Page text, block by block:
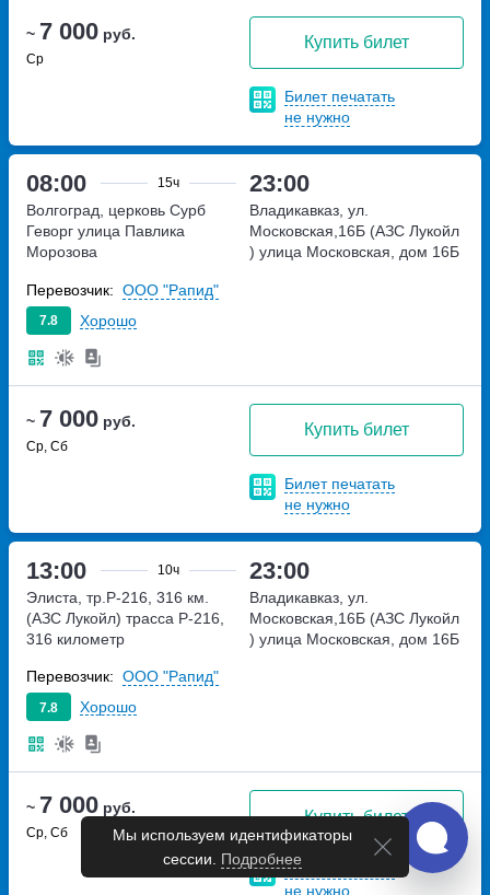
~ 7 000 руб.
Ср
Купить билет
Билет печатать
не нужно
08:00 15ч 23:00
~ 7 000 руб.
Ср, Сб
Купить билет
Билет печатать
не нужно
Волгоград, церковь Сурб
Геворг улица Павлика
Морозова
Владикавказ, ул.
Московская,16Б (АЗС Лукойл
) улица Московская, дом 16Б
7.8 Хорошо
Перевозчик: ООО "Рапид"
13:00 10ч 23:00
~ 7 000 руб.
Ср, Сб
Купить билет
Билет печатать
не нужно
Элиста, тр.Р-216, 316 км.
(АЗС Лукойл) трасса Р-216,
316 километр
Владикавказ, ул.
Московская,16Б (АЗС Лукойл
) улица Московская, дом 16Б
7.8 Хорошо
Перевозчик: ООО "Рапид"
Мы используем идентификаторы
сессии. Подробнее